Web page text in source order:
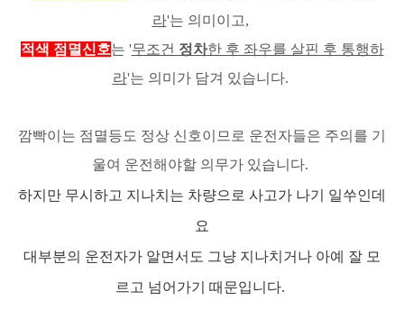
라'는 의미이고,
적색 점멸신호는 '무조건 정차한 후 좌우를 살핀 후 통행하
라'는 의미가 담겨 있습니다.
깜빡이는 점멸등도 정상 신호이므로 운전자들은 주의를 기
울여 운전해야할 의무가 있습니다.
하지만 무시하고 지나치는 차량으로 사고가 나기 일쑤인데
요
대부분의 운전자가 알면서도 그냥 지나치거나 아예 잘 모
르고 넘어가기 때문입니다.